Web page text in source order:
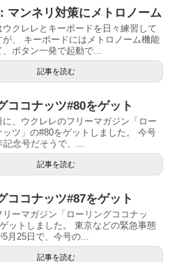
マンネリ対策にメトロノーム
ウクレレとキーボードを日々練習して
が、 キーボードにはメトロノーム機能
、ボタン一発で起動で...
記事を読む
ココナッツ#80をゲット
、ウクレレのフリーマガジン「ロー
ッツ」の#80をゲットしました。 今号
記念号だそうで、...
記事を読む
ココナッツ#87をゲット
リーマガジン「ローリングココナッ
ットしました。 東京などの緊急事態
月25日で、今号の...
記事を読む